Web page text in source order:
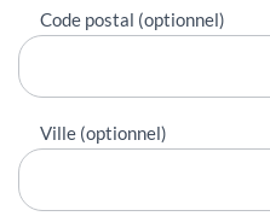
Code postal (optionnel)
Ville (optionnel)